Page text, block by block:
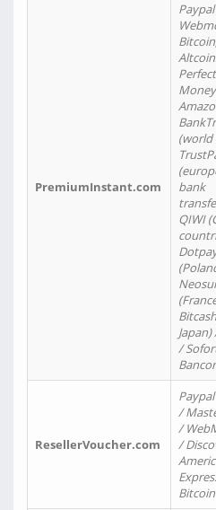
PremiumInstant.com
Perfect
(world
bank
QIWI
/
ResellerVoucher.com
/
/
/
Bitcoin